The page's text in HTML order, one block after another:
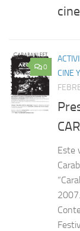
0
CINE
Este